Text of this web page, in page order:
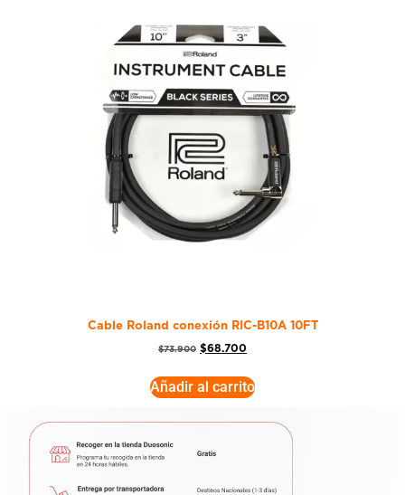
Cable Roland conexión RIC-B10A 10FT
$73.900 $68.700
Añadir al carrito